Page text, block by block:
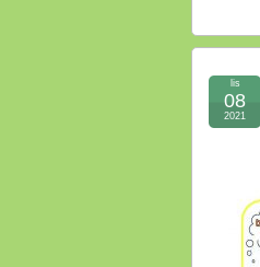
lis
08
2021